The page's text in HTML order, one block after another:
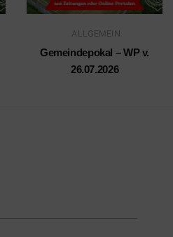
ALLGEMEIN
Gemeindepokal – WP v.
26.07.2026